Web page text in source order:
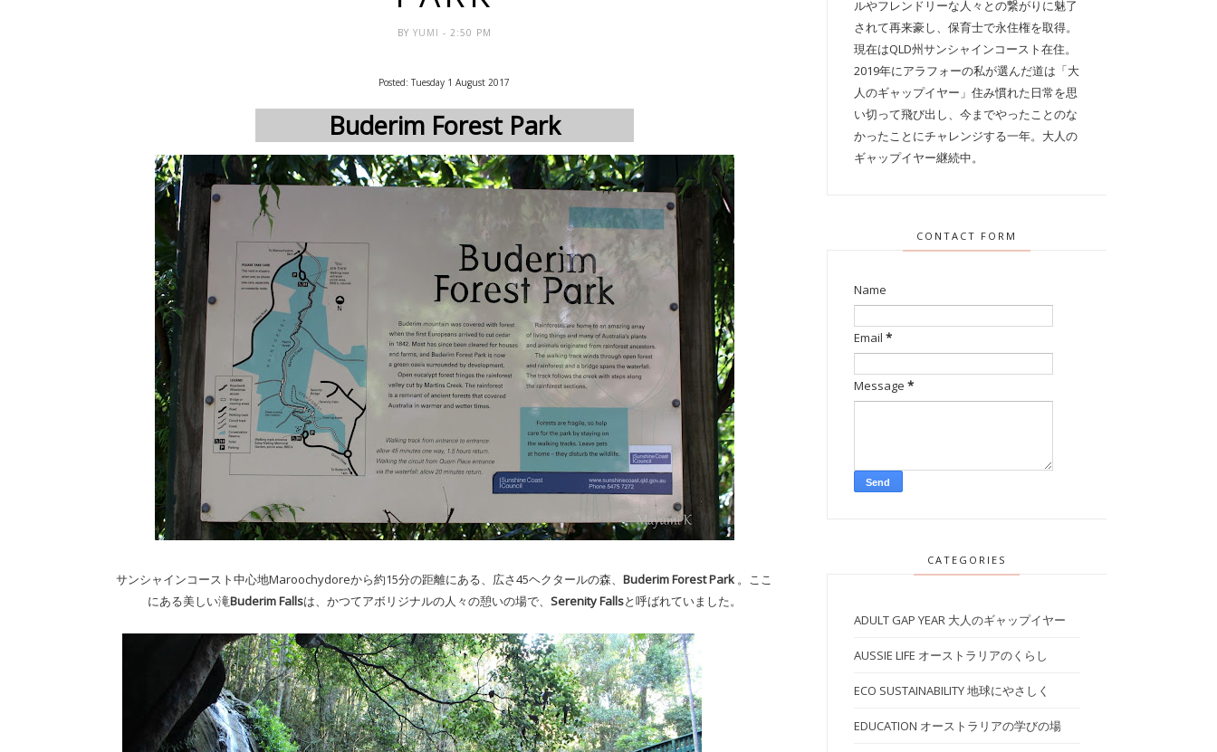
BY YUMI - 2:50 PM
Posted: Tuesday 1 August 2017
Buderim Forest Park
サンシャインコースト中心地Maroochydoreから約15分の距離にある、広さ45ヘクタールの森、 Buderim Forest Park 。ここ
にある美しい滝Buderim Fallsは、かつてアボリジナルの人々の憩いの場で、 Serenity Fallsと呼ばれていました。
ルやフレンドリーな人々との繋がりに魅了
されて再来豪し、保育士で永住権を取得。
現在はQLD州サンシャインコースト在住。
2019年にアラフォーの私が選んだ道は「大
人のギャップイヤー」住み慣れた日常を思
い切って飛び出し、今までやったことのな
かったことにチャレンジする一年。大人の
ギャップイヤー継続中。
CONTACT FORM
Name
Email *
Message *
CATEGORIES
ADULT GAP YEAR 大人のギャップイヤー
AUSSIE LIFE オーストラリアのくらし
ECO SUSTAINABILITY 地球にやさしく
EDUCATION オーストラリアの学びの場